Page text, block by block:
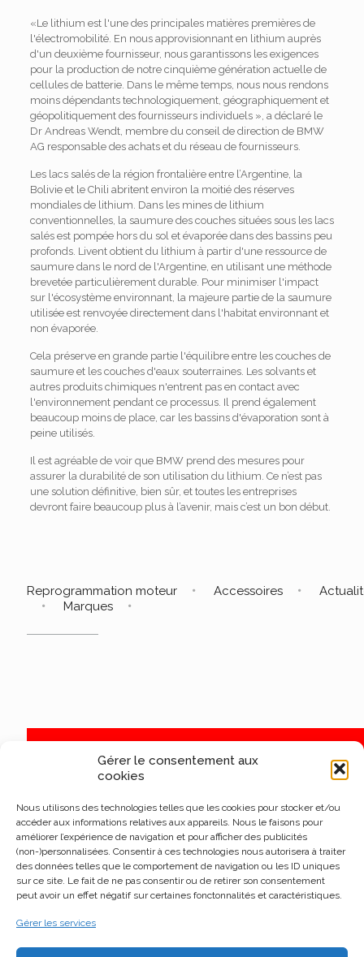
Gérer le consentement aux
cookies
Nous utilisons des technologies telles que les cookies pour stocker et/ou
accéder aux informations relatives aux appareils. Nous le faisons pour
améliorer l’expérience de navigation et pour afficher des publicités
(non-)personnalisées. Consentir à ces technologies nous autorisera à traiter
des données telles que le comportement de navigation ou les ID uniques
sur ce site. Le fait de ne pas consentir ou de retirer son consentement
peut avoir un effet négatif sur certaines fonctonnalités et caractéristiques.
Gérer les services
«Le lithium est l'une des principales matières premières de
l'électromobilité. En nous approvisionnant en lithium auprès
d'un deuxième fournisseur, nous garantissons les exigences
pour la production de notre cinquième génération actuelle de
cellules de batterie. Dans le même temps, nous nous rendons
moins dépendants technologiquement, géographiquement et
géopolitiquement des fournisseurs individuels », a déclaré le
Dr Andreas Wendt, membre du conseil de direction de BMW
AG responsable des achats et du réseau de fournisseurs.
Les lacs salés de la région frontalière entre l’Argentine, la
Bolivie et le Chili abritent environ la moitié des réserves
mondiales de lithium. Dans les mines de lithium
conventionnelles, la saumure des couches situées sous les lacs
salés est pompée hors du sol et évaporée dans des bassins peu
profonds. Livent obtient du lithium à partir d'une ressource de
saumure dans le nord de l'Argentine, en utilisant une méthode
brevetée particulièrement durable. Pour minimiser l'impact
sur l'écosystème environnant, la majeure partie de la saumure
utilisée est renvoyée directement dans l'habitat environnant et
non évaporée.
Cela préserve en grande partie l'équilibre entre les couches de
saumure et les couches d'eaux souterraines. Les solvants et
autres produits chimiques n'entrent pas en contact avec
l'environnement pendant ce processus. Il prend également
beaucoup moins de place, car les bassins d'évaporation sont à
peine utilisés.
Il est agréable de voir que BMW prend des mesures pour
assurer la durabilité de son utilisation du lithium. Ce n’est pas
une solution définitive, bien sûr, et toutes les entreprises
devront faire beaucoup plus à l’avenir, mais c’est un bon début.
Reprogrammation moteur Accessoires
Marques